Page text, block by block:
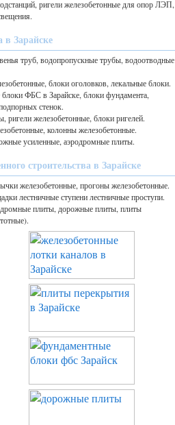
ригели железобетонные для опор ЛЭП,
Зарайске
труб, водопропускные трубы, водоотводные
блоки оголовков, лекальные блоки.
ФБС в Зарайске, блоки фундамента,
стенок.
железобетонные, блоки ригелей.
колонны железобетонные.
усиленные, аэродромные плиты.
строительства в Зарайске
железобетонные, прогоны железобетонные.
лестничные ступени лестничные проступи.
плиты, дорожные плиты, плиты